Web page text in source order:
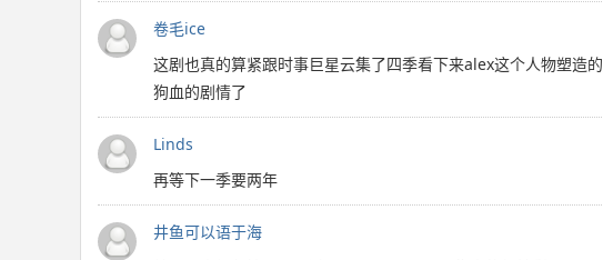
卷毛ice
这剧也真的算紧跟时事巨星云集了四季看下来alex这个人物塑
狗血的剧情了
Linds
再等下一季要两年
井鱼可以语于海